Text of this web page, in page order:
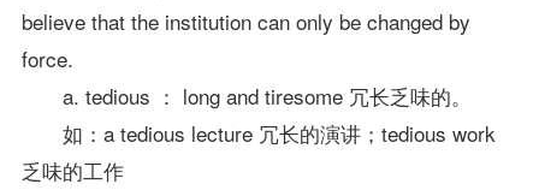
believe that the institution can only be changed by
force.
a. tedious ： long and tiresome 冗长乏味的。
如：a tedious lecture 冗长的演讲；tedious work
乏味的工作